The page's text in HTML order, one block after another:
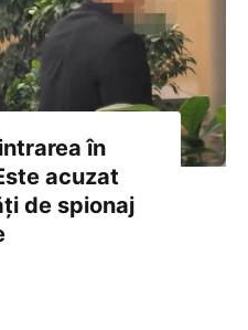
în
acuzat
de spionaj